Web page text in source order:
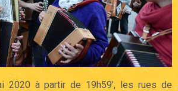
2020 à partir de 19h59', les rues de